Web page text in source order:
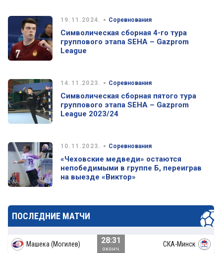
19.11.2024. • Соревнования
Символическая сборная 4-го тура
группового этапа SEHA – Gazprom
League
14.11.2023. • Соревнования
Символическая сборная пятого тура
группового этапа SEHA – Gazprom
League 2023/24
10.11.2023. • Соревнования
«Чеховские медведи» остаются
непобедимыми в группе Б, переиграв
на выезде «Виктор»
ПОСЛЕДНИЕ МАТЧИ
Машека (Могилев) 28:31
оконч.
СКА-Минск